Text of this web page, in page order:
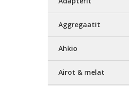
Aggregaatit
Ahkio
Airot & melat